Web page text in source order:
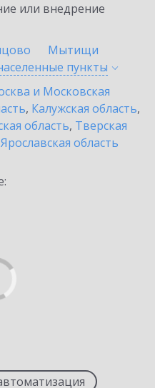
или внедрение
Мытищи
пункты
и Московская
, Калужская область,
область, Тверская
Ярославская область